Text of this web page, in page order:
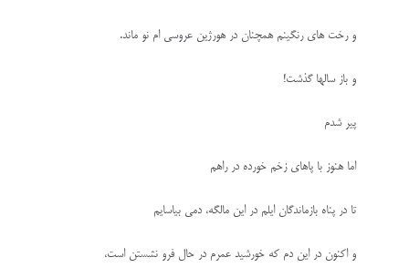
و رخت های رنگینم همچنان در هورژین عروسی ام نو ماند.
و باز سالها گذشت!
پیر شدم
اما هنوز با پاهای زخم خورده در راهم
تا در پناه بازماندگان ایلم در این مالگه، دمی بیاسایم
و اکنون در این دم که خورشید عمرم در حال فرو نشستن است،